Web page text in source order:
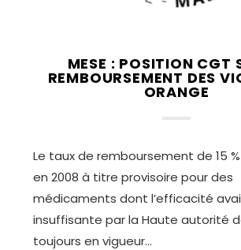
MESE : POSITION CGT
REMBOURSEMENT DES
ORANGE
Le taux de remboursement de 15
en 2008 à titre provisoire pour des
médicaments dont l’efficacité
insuffisante par la Haute autorité
toujours en vigueur…